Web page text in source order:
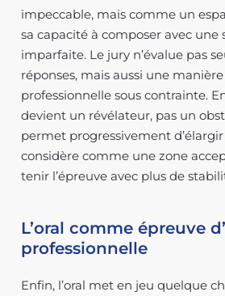
impeccable, mais comme un
sa capacité à composer avec une
imparfaite. Le jury n’évalue pas
réponses, mais aussi une manière
professionnelle sous contrainte.
devient un révélateur, pas un
permet progressivement d’élargir
considère comme une zone
tenir l’épreuve avec plus de
L’oral comme épreuve
professionnelle
Enfin, l’oral met en jeu quelque